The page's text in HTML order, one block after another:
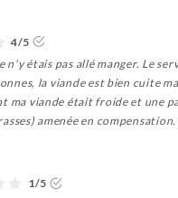
4/5
n'y étais pas allé manger. Le
la viande est bien cuite
ma viande était froide et une
amenée en compensation.
1/5